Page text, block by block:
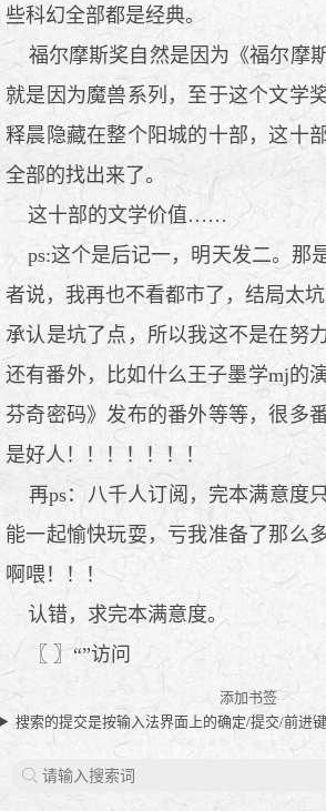
些科幻全部都是经典。
福尔摩斯奖自然是因为《福尔摩
就是因为魔兽系列，至于这个文学
释晨隐藏在整个阳城的十部，这十
全部的找出来了。
这十部的文学价值……
ps:这个是后记一，明天发二。那
者说，我再也不看都市了，结局太
承认是坑了点，所以我这不是在努
还有番外，比如什么王子墨学mj的
芬奇密码》发布的番外等等，很多
是好人！！！！！！！
再ps：八千人订阅，完本满意度
能一起愉快玩耍，亏我准备了那么
啊喂！！！
认错，求完本满意度。
〖 〗“”访问
添加书签
搜索的提交是按输入法界面上的确定/提交/前进